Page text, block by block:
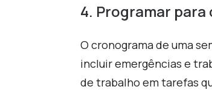
4. Programar
O cronograma de uma
incluir emergências e
de trabalho em tarefas